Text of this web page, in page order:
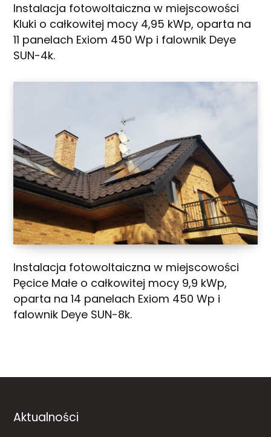
Instalacja fotowoltaiczna w miejscowości
Kluki o całkowitej mocy 4,95 kWp, oparta na
11 panelach Exiom 450 Wp i falownik Deye
SUN-4k.
Instalacja fotowoltaiczna w miejscowości
Pęcice Małe o całkowitej mocy 9,9 kWp,
oparta na 14 panelach Exiom 450 Wp i
falownik Deye SUN-8k.
Aktualności